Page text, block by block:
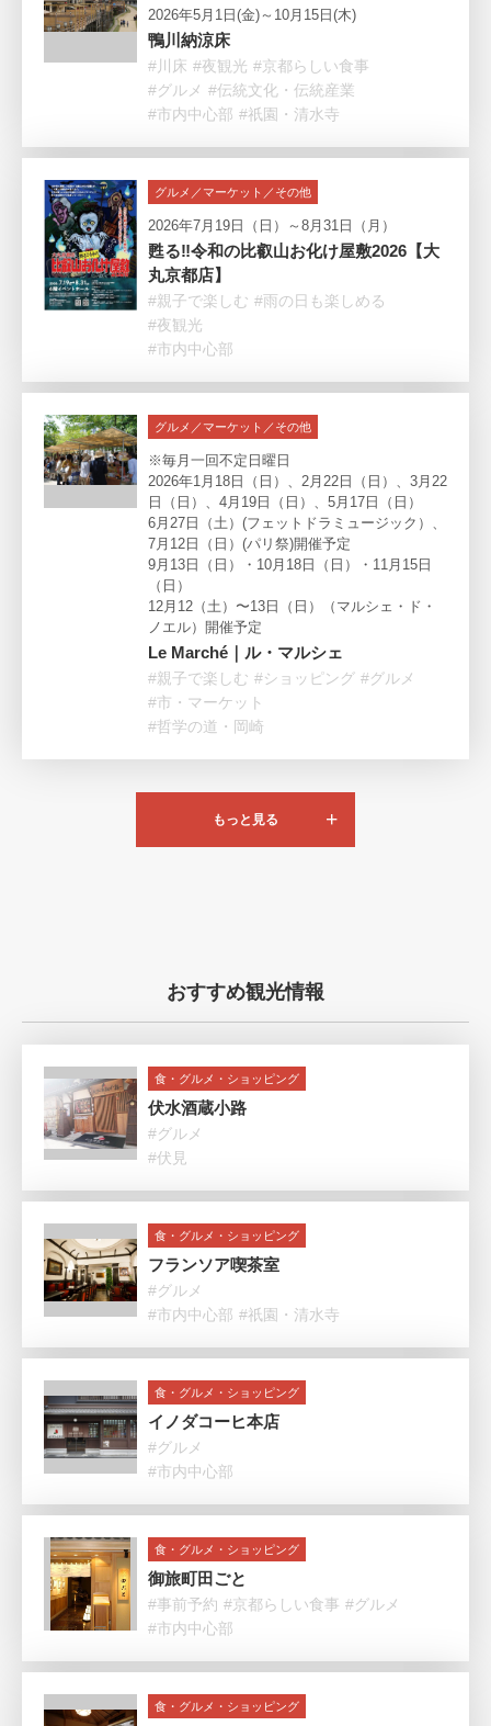
2026年5月1日(金)～10月15日(木)
鴨川納涼床
#川床 #夜観光 #京都らしい食事
#グルメ #伝統文化・伝統産業
#市内中心部 #祇園・清水寺
グルメ／マーケット／その他
2026年7月19日（日）～8月31日（月）
甦る‼令和の比叡山お化け屋敷2026【大
丸京都店】
#親子で楽しむ #雨の日も楽しめる
#夜観光
#市内中心部
グルメ／マーケット／その他
※毎月一回不定日曜日
2026年1月18日（日）、2月22日（日）、3月22
日（日）、4月19日（日）、5月17日（日）
6月27日（土）(フェットドラミュージック）、
7月12日（日）(パリ祭)開催予定
9月13日（日）・10月18日（日）・11月15日
（日）
12月12（土）〜13日（日）（マルシェ・ド・
ノエル）開催予定
Le Marché｜ル・マルシェ
#親子で楽しむ #ショッピング #グルメ
#市・マーケット
#哲学の道・岡崎
もっと見る
おすすめ観光情報
食・グルメ・ショッピング
伏水酒蔵小路
#グルメ
#伏見
食・グルメ・ショッピング
フランソア喫茶室
#グルメ
#市内中心部 #祇園・清水寺
食・グルメ・ショッピング
イノダコーヒ本店
#グルメ
#市内中心部
食・グルメ・ショッピング
御旅町田ごと
#事前予約 #京都らしい食事 #グルメ
#市内中心部
食・グルメ・ショッピング